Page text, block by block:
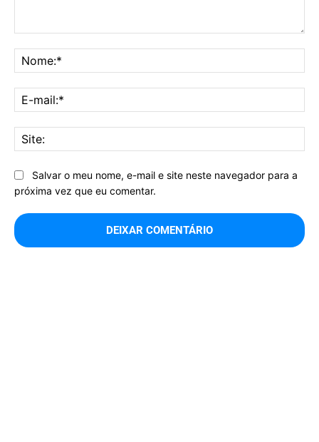
Salvar o meu nome, e-mail e site neste navegador para a
próxima vez que eu comentar.